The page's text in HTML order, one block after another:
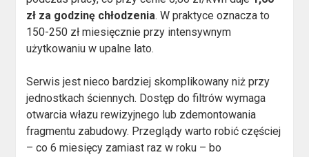
zł za godzinę chłodzenia. W praktyce oznacza to
150-250 zł miesięcznie przy intensywnym
użytkowaniu w upalne lato.
Serwis jest nieco bardziej skomplikowany niż przy
jednostkach ściennych. Dostęp do filtrów wymaga
otwarcia włazu rewizyjnego lub zdemontowania
fragmentu zabudowy. Przeglądy warto robić częściej
– co 6 miesięcy zamiast raz w roku – bo